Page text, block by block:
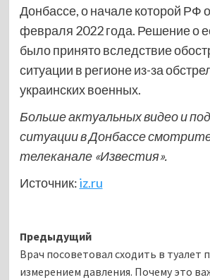
Донбассе, о начале которой РФ
февраля 2022 года. Решение о
было принято вследствие
ситуации в регионе из-за
украинских военных.
Больше актуальных видео и
ситуации в Донбассе
телеканале «Известия».
Источник:iz.ru
Навигация
записи
Предыдущий
Врач посоветовал сходить в туалет
измерением давления. Почему это